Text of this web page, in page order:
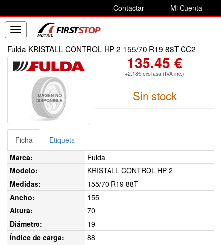
Contactar Mi Cuenta
Toggle
navigation
Fulda KRISTALL CONTROL HP 2 155/70 R19 88T CC2
135.45 €
+2.18€ ecoTasa (IVA inc.)
Sin stock
Ficha
Etiqueta
Marca:
Fulda
Modelo:
KRISTALL CONTROL HP 2
Medidas:
155/70 R19 88T
Ancho:
155
Altura:
70
Diámetro:
19
Índice de carga:
88